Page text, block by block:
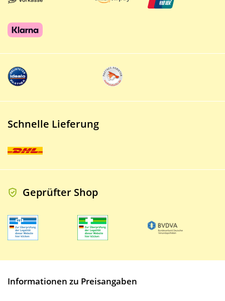
Schnelle Lieferung
Geprüfter Shop
Informationen zu Preisangaben